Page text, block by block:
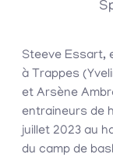
Steeve Essart,
à Trappes
et Arsène
entraineurs de
juillet 2023 au
du camp de